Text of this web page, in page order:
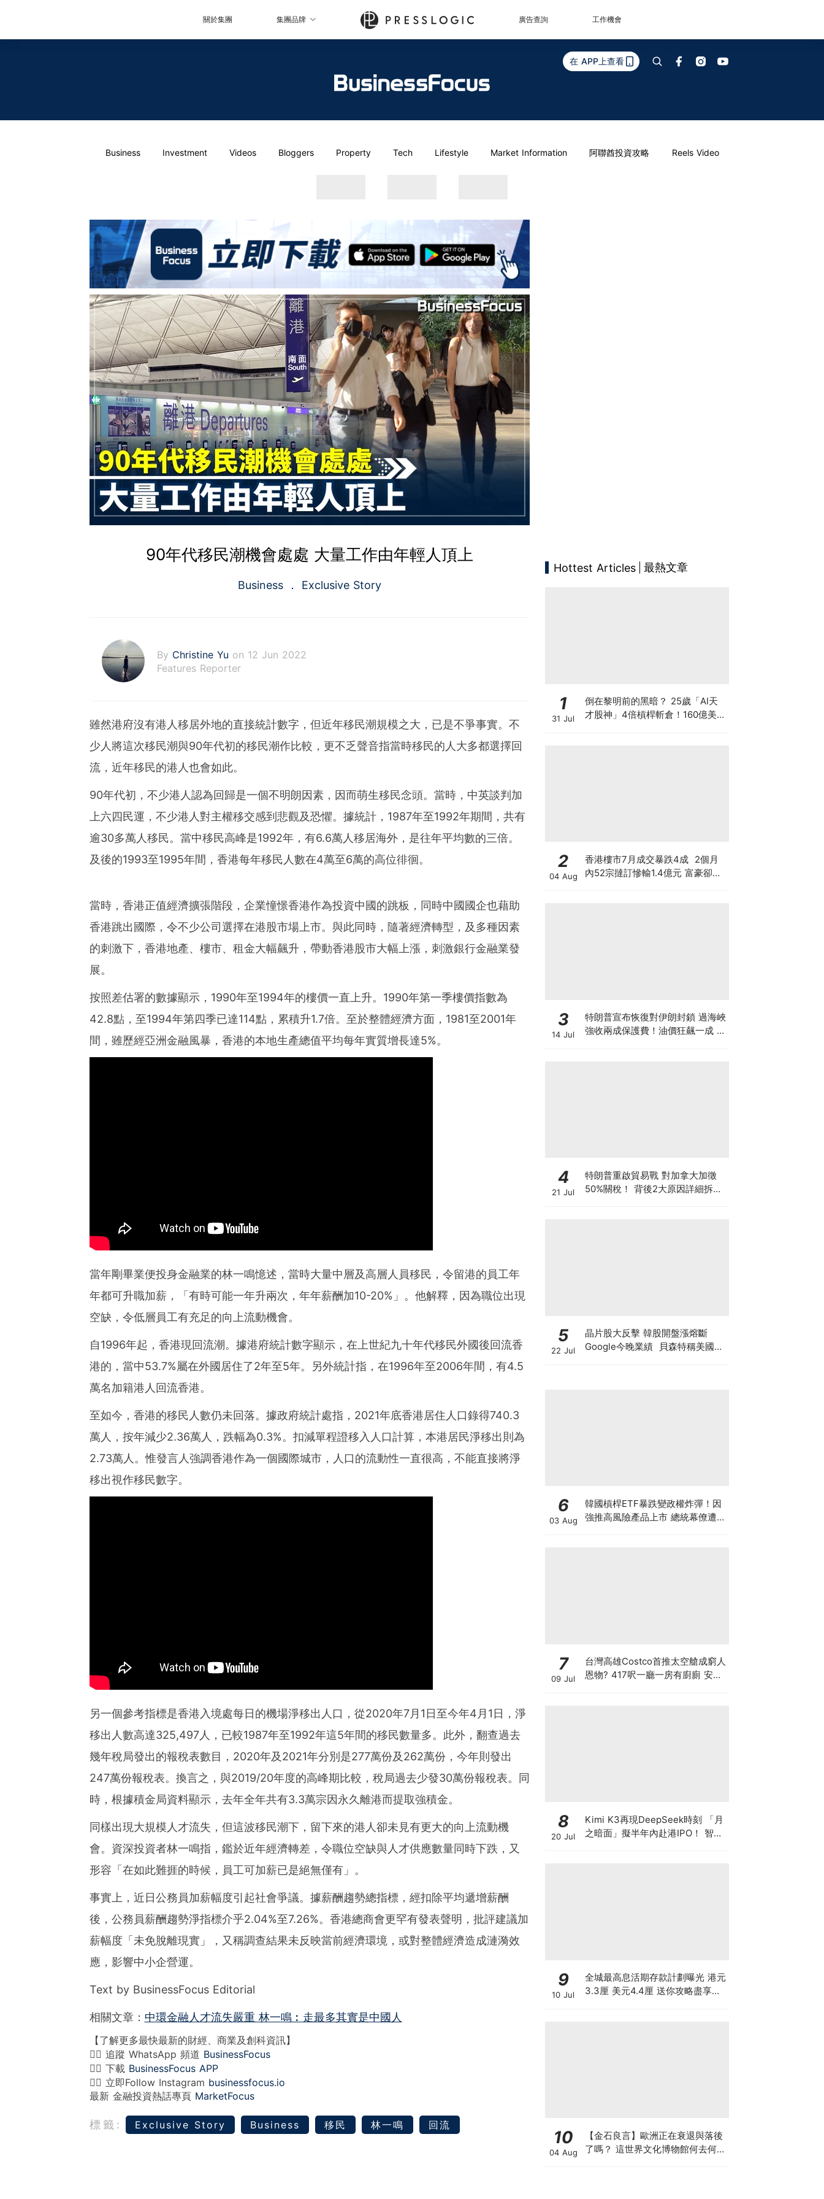
關於集團 集團品牌 廣告查詢 工作機會
在 APP上查看
Business Investment Videos Bloggers Property Tech Lifestyle Market Information 阿聯酋投資攻略 Reels Video
90年代移民潮機會處處 大量工作由年輕人頂上
Business Exclusive Story
By Christine Yu on 12 Jun 2022
Features Reporter
雖然港府沒有港人移居外地的直接統計數字，但近年移民潮規模之大，已是不爭事實。不
少人將這次移民潮與90年代初的移民潮作比較，更不乏聲音指當時移民的人大多都選擇回
流，近年移民的港人也會如此。
90年代初，不少港人認為回歸是一個不明朗因素，因而萌生移民念頭。當時，中英談判加
上六四民運，不少港人對主權移交感到悲觀及恐懼。據統計，1987年至1992年期間，共有
逾30多萬人移民。當中移民高峰是1992年，有6.6萬人移居海外，是往年平均數的三倍。
及後的1993至1995年間，香港每年移民人數在4萬至6萬的高位徘徊。
當時，香港正值經濟擴張階段，企業憧憬香港作為投資中國的跳板，同時中國國企也藉助
香港跳出國際，令不少公司選擇在港股市場上市。與此同時，隨著經濟轉型，及多種因素
的刺激下，香港地產、樓市、租金大幅飆升，帶動香港股市大幅上漲，刺激銀行金融業發
展。
按照差估署的數據顯示，1990年至1994年的樓價一直上升。1990年第一季樓價指數為
42.8點，至1994年第四季已達114點，累積升1.7倍。至於整體經濟方面，1981至2001年
間，雖歷經亞洲金融風暴，香港的本地生產總值平均每年實質增長達5%。
當年剛畢業便投身金融業的林一鳴憶述，當時大量中層及高層人員移民，令留港的員工年
年都可升職加薪，「有時可能一年升兩次，年年薪酬加10-20%」。他解釋，因為職位出現
空缺，令低層員工有充足的向上流動機會。
自1996年起，香港現回流潮。據港府統計數字顯示，在上世紀九十年代移民外國後回流香
港的，當中53.7%屬在外國居住了2年至5年。另外統計指，在1996年至2006年間，有4.5
萬名加籍港人回流香港。
至如今，香港的移民人數仍未回落。據政府統計處指，2021年底香港居住人口錄得740.3
萬人，按年減少2.36萬人，跌幅為0.3%。扣減單程證移入人口計算，本港居民淨移出則為
2.73萬人。惟發言人強調香港作為一個國際城市，人口的流動性一直很高，不能直接將淨
移出視作移民數字。
另一個參考指標是香港入境處每日的機場淨移出人口，從2020年7月1日至今年4月1日，淨
移出人數高達325,497人，已較1987年至1992年這5年間的移民數量多。此外，翻查過去
幾年稅局發出的報稅表數目，2020年及2021年分別是277萬份及262萬份，今年則發出
247萬份報稅表。換言之，與2019/20年度的高峰期比較，稅局過去少發30萬份報稅表。同
時，根據積金局資料顯示，去年全年共有3.3萬宗因永久離港而提取強積金。
同樣出現大規模人才流失，但這波移民潮下，留下來的港人卻未見有更大的向上流動機
會。資深投資者林一鳴指，鑑於近年經濟轉差，令職位空缺與人才供應數量同時下跌，又
形容「在如此難捱的時候，員工可加薪已是絕無僅有」。
事實上，近日公務員加薪幅度引起社會爭議。據薪酬趨勢總指標，經扣除平均遞增薪酬
後，公務員薪酬趨勢淨指標介乎2.04%至7.26%。香港總商會更罕有發表聲明，批評建議加
薪幅度「未免脫離現實」，又稱調查結果未反映當前經濟環境，或對整體經濟造成漣漪效
應，影響中小企營運。
Text by BusinessFocus Editorial
相關文章： 中環金融人才流失嚴重 林一鳴︰走最多其實是中國人
【了解更多最快最新的財經、商業及創科資訊】
👉🏻 追蹤 WhatsApp 頻道 BusinessFocus
👉🏻 下載 BusinessFocus APP
👉🏻 立即Follow Instagram businessfocus.io
最新 金融投資熱話專頁 MarketFocus
標籤: Exclusive Story Business 移民 林一鳴 回流
Hottest Articles 最熱文章
1
31 Jul
倒在黎明前的黑暗？ 25歲「AI天
才股神」4倍槓桿斬倉！160億美元
2
04 Aug
香港樓市7月成交暴跌4成 2個月
內52宗撻訂慘輸1.4億元 富豪卻擲
3
14 Jul
特朗普宣布恢復對伊朗封鎖 過海峽
強收兩成保護費！油價狂飆一成 金
4
21 Jul
特朗普重啟貿易戰 對加拿大加徵
50%關稅！ 背後2大原因詳細拆解
5
22 Jul
晶片股大反擊 韓股開盤漲熔斷
Google今晚業績 貝森特稱美國將
6
03 Aug
韓國槓桿ETF暴跌變政權炸彈！因
強推高風險產品上市 總統幕僚遭刑
7
09 Jul
台灣高雄Costco首推太空艙成窮人
恩物? 417呎一廳一房有廚廁 安樂
8
20 Jul
Kimi K3再現DeepSeek時刻 「月
之暗面」擬半年內赴港IPO！ 智譜
9
10 Jul
全城最高息活期存款計劃曝光 港元
3.3厘 美元4.4厘 送你攻略盡享高
10
04 Aug
【金石良言】歐洲正在衰退與落後
了嗎？ 這世界文化博物館何去何